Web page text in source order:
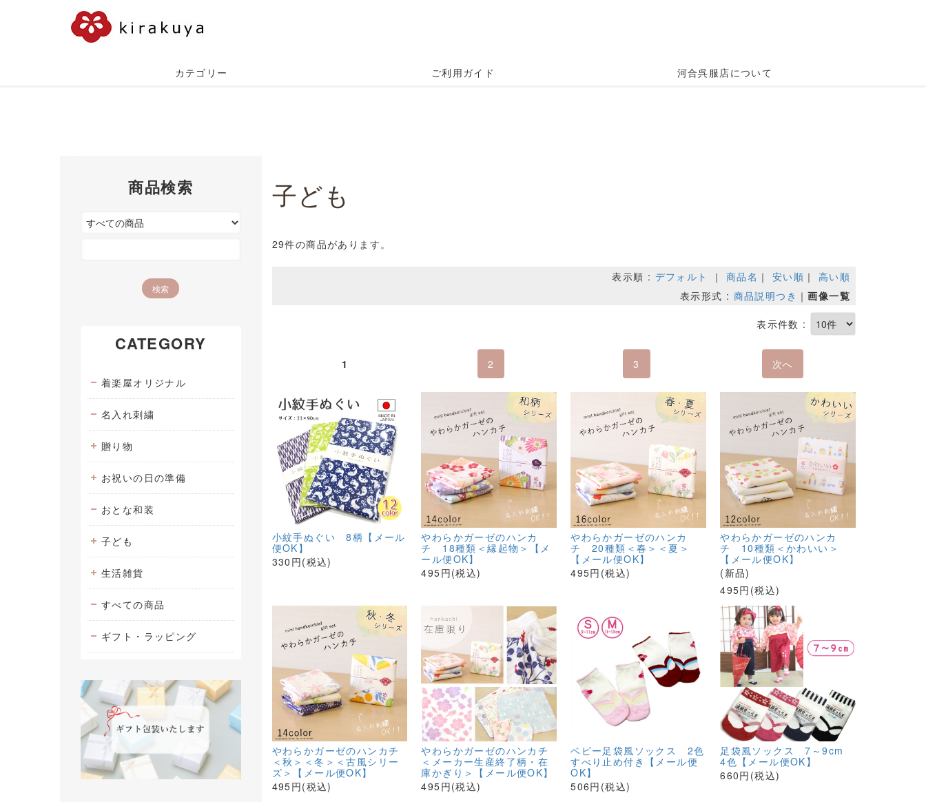
カテゴリー ご利用ガイド 河合呉服店について
商品検索
CATEGORY
着楽屋オリジナル
名入れ刺繍
贈り物
お祝いの日の準備
おとな和装
子ども
生活雑貨
すべての商品
ギフト・ラッピング
子ども
29件の商品があります。
表示順 : デフォルト ｜ 商品名 ｜ 安い順 ｜ 高い順
表示形式 : 商品説明つき ｜画像一覧
表示件数 :
1 2 3 次へ
小紋手ぬぐい 8柄【メール
便OK】
330円(税込)
やわらかガーゼのハンカ
チ 18種類＜縁起物＞【メ
ール便OK】
495円(税込)
やわらかガーゼのハンカ
チ 20種類＜春＞＜夏＞
【メール便OK】
495円(税込)
やわらかガーゼのハンカ
チ 10種類＜かわいい＞
【メール便OK】
(新品)
495円(税込)
やわらかガーゼのハンカチ
＜秋＞＜冬＞＜古風シリー
ズ＞【メール便OK】
495円(税込)
やわらかガーゼのハンカチ
＜メーカー生産終了柄・在
庫かぎり＞【メール便OK】
495円(税込)
ベビー足袋風ソックス 2色
すべり止め付き【メール便
OK】
506円(税込)
足袋風ソックス 7～9cm
4色【メール便OK】
660円(税込)